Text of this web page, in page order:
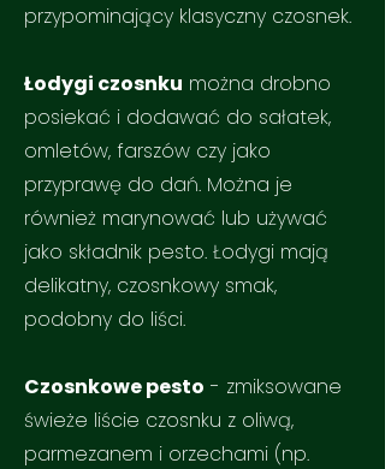
przypominający klasyczny czosnek.
Łodygi czosnku można drobno
posiekać i dodawać do sałatek,
omletów, farszów czy jako
przyprawę do dań. Można je
również marynować lub używać
jako składnik pesto. Łodygi mają
delikatny, czosnkowy smak,
podobny do liści.
Czosnkowe pesto - zmiksowane
świeże liście czosnku z oliwą,
parmezanem i orzechami (np.